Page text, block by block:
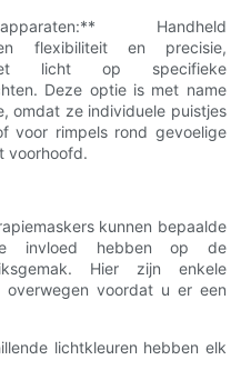
Handheld
flexibiliteit en precisie,
licht op specifieke
Deze optie is met name
omdat ze individuele puistjes
voor rimpels rond gevoelige
voorhoofd.
kunnen bepaalde
invloed hebben op de
Hier zijn enkele
voordat u er een
lichtkleuren hebben elk